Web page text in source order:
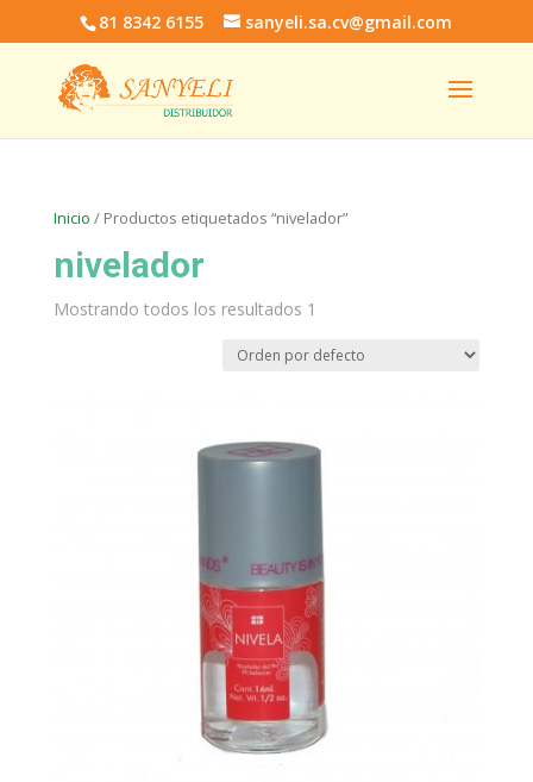
81 8342 6155 sanyeli.sa.cv@gmail.com
Inicio / Productos etiquetados “nivelador”
nivelador
Mostrando todos los resultados 1